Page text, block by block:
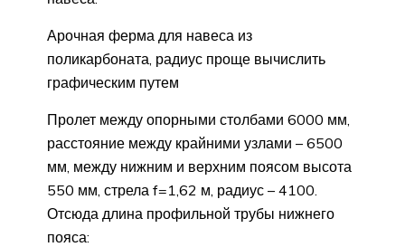
Арочная ферма для навеса из
поликарбоната, радиус проще вычислить
графическим путем
Пролет между опорными столбами 6000 мм,
расстояние между крайними узлами – 6500
мм, между нижним и верхним поясом высота
550 мм, стрела f=1,62 м, радиус – 4100.
Отсюда длина профильной трубы нижнего
пояса: